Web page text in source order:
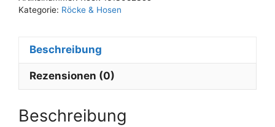
e
t
e
Kategorie: Röcke & Hosen
Beschreibung
Rezensionen (0)
Beschreibung